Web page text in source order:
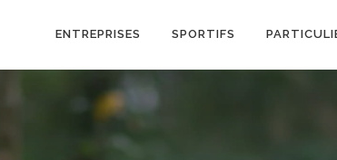
ENTREPRISES SPORTIFS